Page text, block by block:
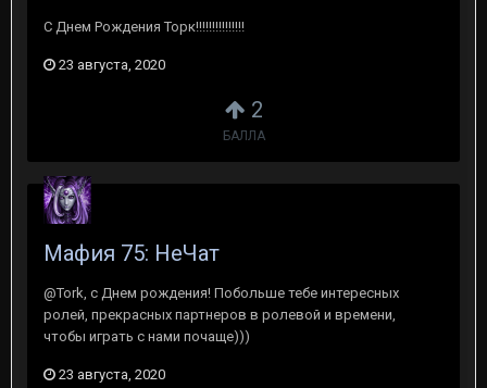
2
БАЛЛА
С Днем Рождения Торк!!!!!!!!!!!!!!!
23 августа, 2020
Мафия 75: НеЧат
@Tork, с Днем рождения! Побольше тебе интересных
ролей, прекрасных партнеров в ролевой и времени,
чтобы играть с нами почаще)))
23 августа, 2020